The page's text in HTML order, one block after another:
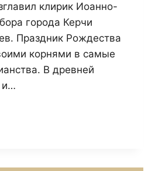
клирик Иоанно-
города Керчи
Праздник Рождества
корнями в самые
В древней
и…